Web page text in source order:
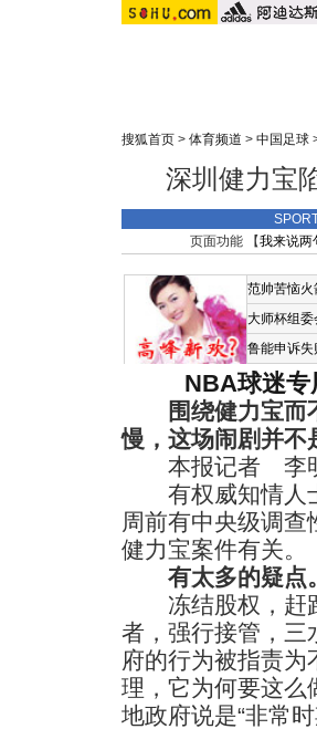
搜狐首页 > 体育频道 > 中国足球
深圳健力宝
页面功能 【我来说两
范帅苦恼火
大师杯组
鲁能申诉
NBA球迷专
围绕健力宝
慢，这场闹剧并
本报记者 李
有权威知情人士
周前有中央级调
健力宝案件有关。
有太多的疑点。
冻结股权，赶
者，强行接管，三
府的行为被指责为
理，它为何要这么
地政府说是“非常